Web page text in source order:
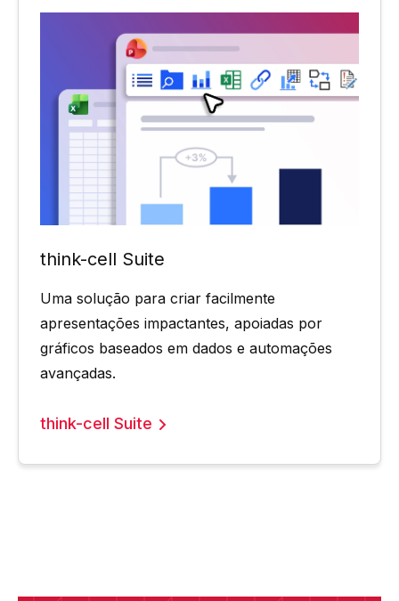
think-cell Suite
Uma solução para criar facilmente
apresentações impactantes, apoiadas por
gráficos baseados em dados e automações
avançadas.
think-cell Suite